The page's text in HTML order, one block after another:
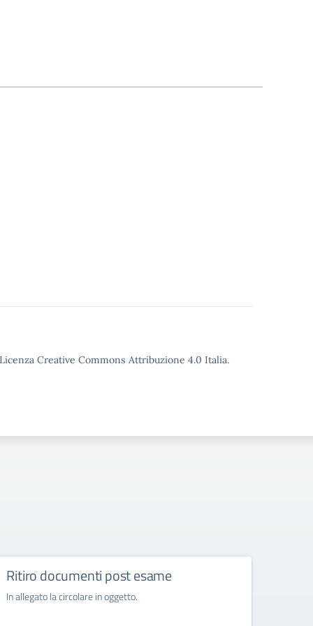
Creative Commons Attribuzione 4.0 Italia.
Ritiro documenti post esame
In allegato la circolare in oggetto.